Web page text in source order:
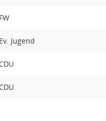
Jugend